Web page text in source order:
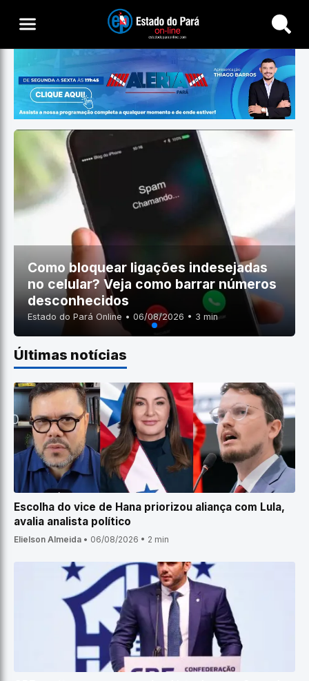
Buscar
Como bloquear ligações indesejadas
no celular? Veja como barrar números
desconhecidos
Estado do Pará Online • 06/08/2026 • 3 min
Últimas notícias
Escolha do vice de Hana priorizou aliança com Lula,
avalia analista político
Elielson Almeida • 06/08/2026 • 2 min